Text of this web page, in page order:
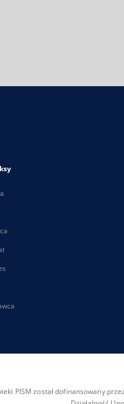
PISM został dofinansowany